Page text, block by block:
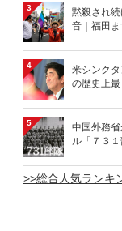
3
黙殺され
音｜福田
4
米シンク
の歴史上
5
中国外務
ル「７３
>>総合人気ランキ